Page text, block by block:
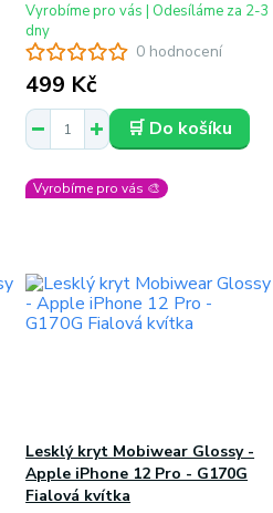
0 hodnocení
499 Kč
Vyrobíme pro vás | Odesíláme za 2-3
dny
🛒 Do košíku
Vyrobíme pro vás 🎨
Lesklý kryt Mobiwear Glossy -
Apple iPhone 12 Pro - G170G
Fialová kvítka